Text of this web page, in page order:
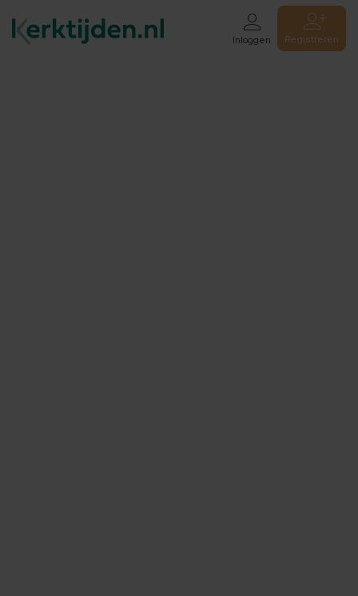
Inloggen Registreren